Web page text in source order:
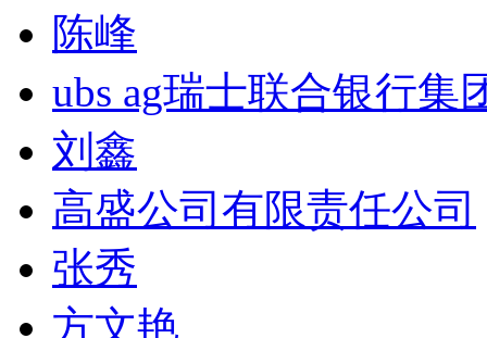
陈峰
ubs ag瑞士联合银行集
刘鑫
高盛公司有限责任公司
张秀
方文艳